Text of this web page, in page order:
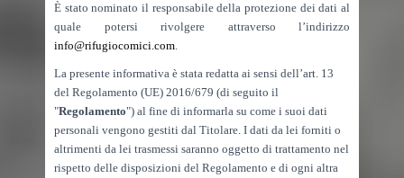
È stato nominato il responsabile della protezione dei dati al
quale potersi rivolgere attraverso l’indirizzo
info@rifugiocomici.com.
La presente informativa è stata redatta ai sensi dell’art. 13
del Regolamento (UE) 2016/679 (di seguito il
"Regolamento") al fine di informarla su come i suoi dati
personali vengono gestiti dal Titolare. I dati da lei forniti o
altrimenti da lei trasmessi saranno oggetto di trattamento nel
rispetto delle disposizioni del Regolamento e di ogni altra